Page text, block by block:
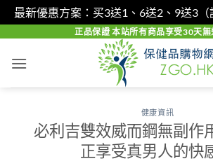
最新優惠方案：买3送1、6送2、9送3（
content
正品保證 本站所有商品享受30天無
健康資訊
必利吉雙效威而鋼無副作
正享受真男人的快